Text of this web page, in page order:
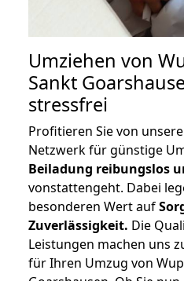
Umziehen von
Sankt
stressfrei
Profitieren Sie von
Netzwerk für günstige
Beiladung reibungslos
vonstattengeht. Dabei
besonderen Wert auf
Zuverlässigkeit. Die
Leistungen machen uns
für Ihren Umzug von